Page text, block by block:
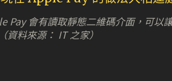
Pay 會有讀取靜態二維碼介面，可以
資料來源： IT 之家）